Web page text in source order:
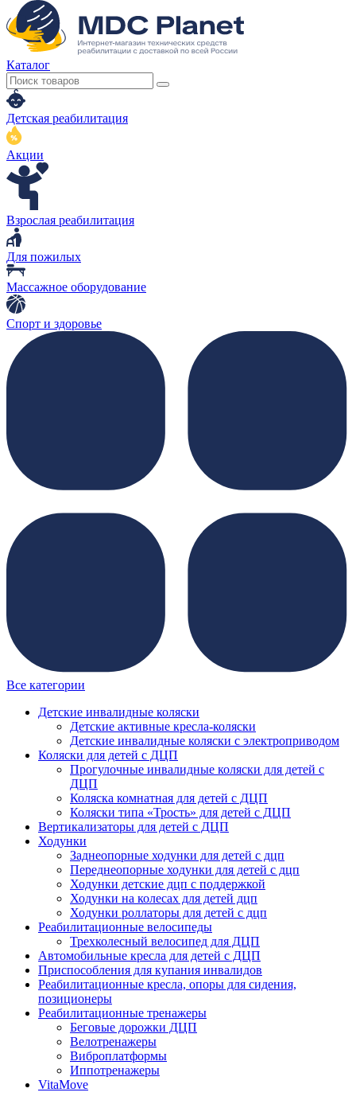
Каталог
Детская реабилитация
Акции
Взрослая реабилитация
Для пожилых
Массажное оборудование
Спорт и здоровье
Все категории
Детские инвалидные коляски
Детские активные кресла-коляски
Детские инвалидные коляски с электроприводом
Коляски для детей с ДЦП
Прогулочные инвалидные коляски для детей с
ДЦП
Коляска комнатная для детей с ДЦП
Коляски типа «Трость» для детей с ДЦП
Вертикализаторы для детей с ДЦП
Ходунки
Заднеопорные ходунки для детей с дцп
Переднеопорные ходунки для детей с дцп
Ходунки детские дцп с поддержкой
Ходунки на колесах для детей дцп
Ходунки роллаторы для детей с дцп
Реабилитационные велосипеды
Трехколесный велосипед для ДЦП
Автомобильные кресла для детей с ДЦП
Приспособления для купания инвалидов
Реабилитационные кресла, опоры для сидения,
позиционеры
Реабилитационные тренажеры
Беговые дорожки ДЦП
Велотренажеры
Виброплатформы
Иппотренажеры
VitaMove